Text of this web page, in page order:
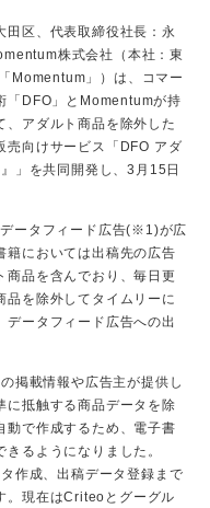
田区、代表取締役社長：永
株式会社（本社：東
Momentum」）は、コマー
「DFO」とMomentumが持
、アダルト商品を除外した
売向けサービス「DFO アダ
」を共同開発し、3月15日
ータフィード広告(※1)が広
籍においては出稿先の広告
商品を含んでおり、毎日更
品を除外してタイムリーに
ータフィード広告への出
掲載情報や広告主が提供し
に抵触する商品データを除
動で作成するため、電子書
るようになりました。
作成、出稿データ登録まで
。現在はCriteoとグーグル